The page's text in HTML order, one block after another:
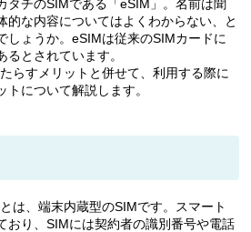
タチのSIMである「eSIM」。名前は聞
的な内容についてはよくわからない、と
しょうか。eSIMは従来のSIMカードに
るとされています。
らすメリットと併せて、利用する際に
について解説します。
は、端末内蔵型のSIMです。スマート
おり、SIMには契約者の識別番号や電話